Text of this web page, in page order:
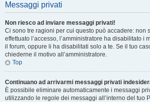
Messaggi privati
Non riesco ad inviare messaggi privati!
Ci sono tre ragioni per cui questo può accadere: non
effettuato l’accesso, l’amministratore ha disabilitato i
il forum, oppure li ha disabilitati solo a te. Se il tuo
chiederne il motivo all’amministratore.
Top
Continuano ad arrivarmi messaggi privati
È possibile eliminare automaticamente i messaggi
utilizzando le regole dei messaggi all’interno del tuo